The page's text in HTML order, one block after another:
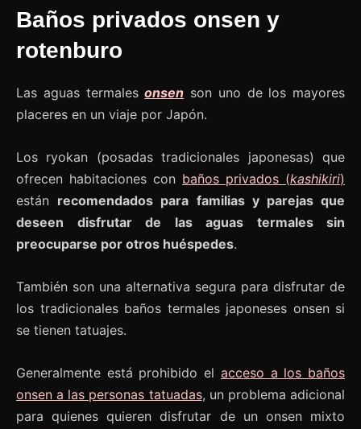
Baños privados onsen y
rotenburo
Las aguas termalesonsen son uno de los mayores
placeres en un viaje por Japón.
Los ryokan (posadas tradicionales japonesas) que
ofrecen habitaciones con baños privados (kashikiri)
están recomendados para familias y parejas que
deseen disfrutar de las aguas termales sin
preocuparse por otros huéspedes.
También son una alternativa segura para disfrutar de
los tradicionales baños termales japoneses onsen si
se tienen tatuajes.
Generalmente está prohibido el acceso a los baños
onsen a las personas tatuadas, un problema adicional
para quienes quieren disfrutar de un onsen mixto